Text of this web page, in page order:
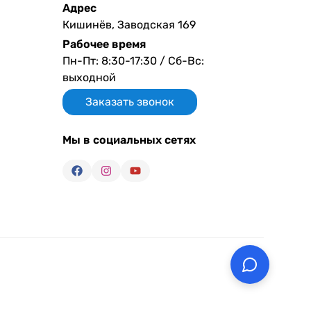
Адрес
Кишинёв, Заводская 169
Рабочее время
Пн-Пт: 8:30-17:30 / Сб-Вс:
выходной
Заказать звонок
Мы в социальных сетях